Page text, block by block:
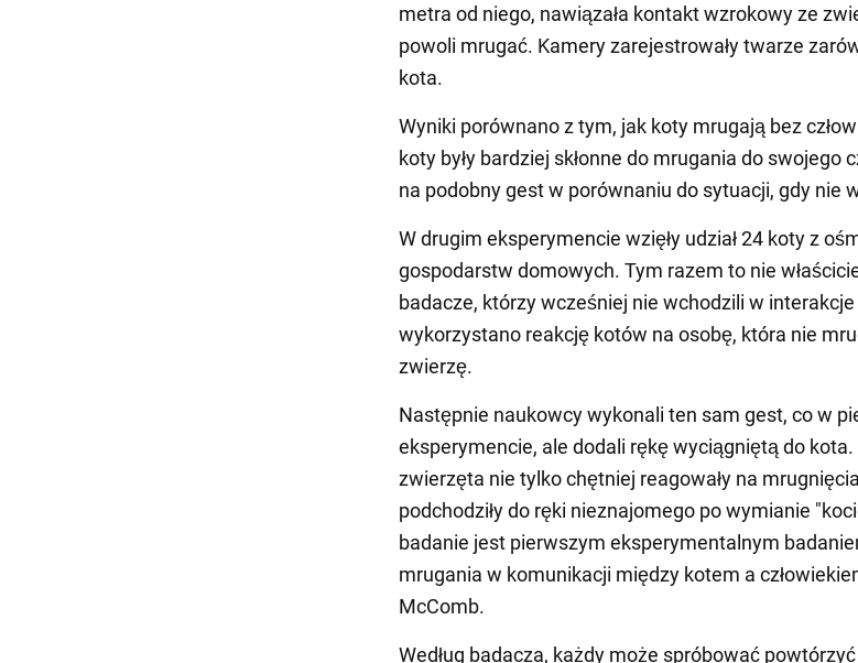
metra od niego, nawiązała kontakt wzrokowy ze
powoli mrugać. Kamery zarejestrowały twarze
kota.
Wyniki porównano z tym, jak koty mrugają bez
koty były bardziej skłonne do mrugania do swojego
na podobny gest w porównaniu do sytuacji, gdy nie
W drugim eksperymencie wzięły udział 24 koty z
gospodarstw domowych. Tym razem to nie
badacze, którzy wcześniej nie wchodzili w
wykorzystano reakcję kotów na osobę, która nie
zwierzę.
Następnie naukowcy wykonali ten sam gest, co w
eksperymencie, ale dodali rękę wyciągniętą do kota.
zwierzęta nie tylko chętniej reagowały na
podchodziły do ręki nieznajomego po wymianie
badanie jest pierwszym eksperymentalnym
mrugania w komunikacji między kotem a
McComb.
Według badacza, każdy może spróbować